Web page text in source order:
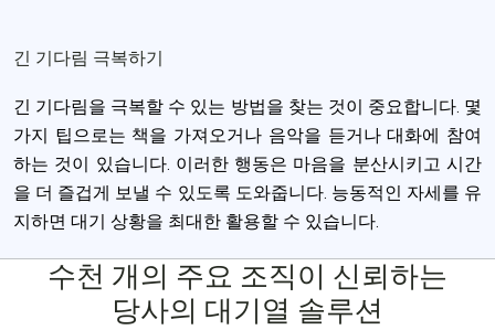
긴 기다림 극복하기
긴 기다림을 극복할 수 있는 방법을 찾는 것이 중요합니다. 몇
가지 팁으로는 책을 가져오거나 음악을 듣거나 대화에 참여
하는 것이 있습니다. 이러한 행동은 마음을 분산시키고 시간
을 더 즐겁게 보낼 수 있도록 도와줍니다. 능동적인 자세를 유
지하면 대기 상황을 최대한 활용할 수 있습니다.
수천 개의 주요 조직이 신뢰하는
당사의 대기열 솔루션